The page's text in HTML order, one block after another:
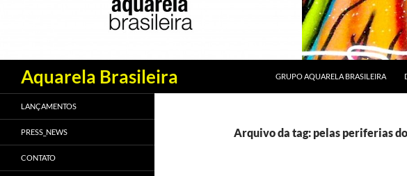
Aquarela Brasileira
Pesquisar
GRUPO AQUARELA BRASILEIRA
Arquivo da tag: pelas periferias
LANÇAMENTOS
PRESS_NEWS
CONTATO